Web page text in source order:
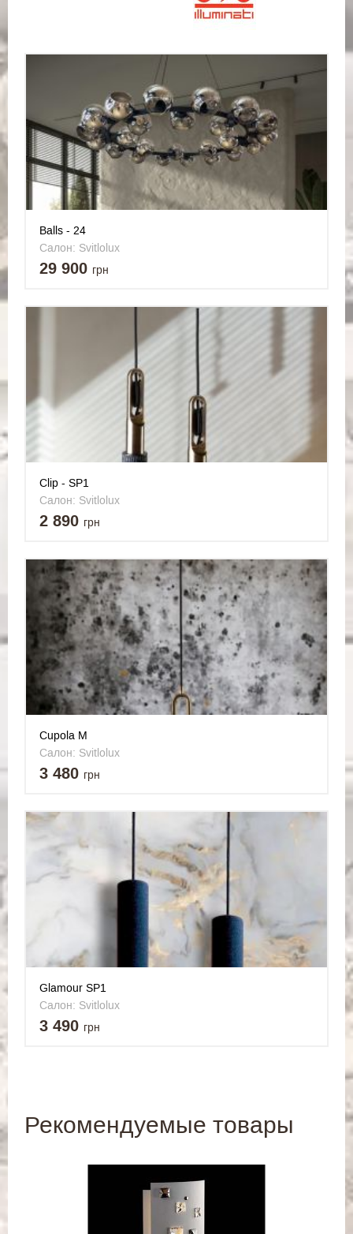
Balls - 24
Салон: Svitlolux
29 900 грн
Clip - SP1
Салон: Svitlolux
2 890 грн
Cupola M
Салон: Svitlolux
3 480 грн
Glamour SP1
Салон: Svitlolux
3 490 грн
Рекомендуемые товары